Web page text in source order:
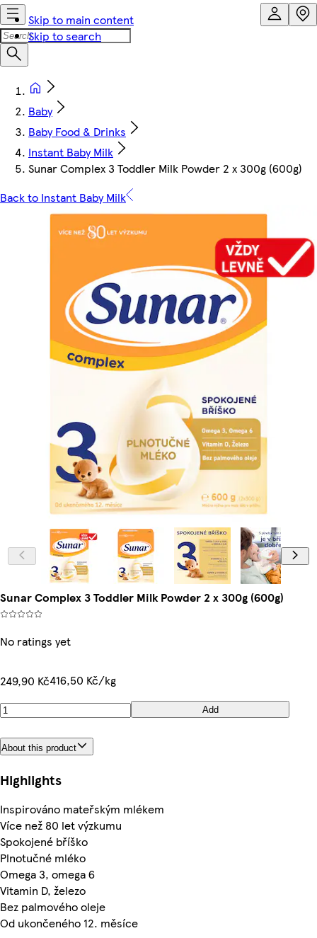
Skip to main content
Skip to search
Baby
Baby Food & Drinks
Instant Baby Milk
Sunar Complex 3 Toddler Milk Powder 2 x 300g (600g)
Back to Instant Baby Milk
Sunar Complex 3 Toddler Milk Powder 2 x 300g (600g)
No ratings yet
249,90 Kč416,50 Kč/kg
Add
About this product
Highlights
Inspirováno mateřským mlékem
Více než 80 let výzkumu
Spokojené bříško
Plnotučné mléko
Omega 3, omega 6
Vitamin D, železo
Bez palmového oleje
Od ukončeného 12. měsíce